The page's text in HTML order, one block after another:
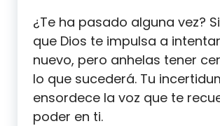
¿Te ha pasado alguna vez?
que Dios te impulsa a
nuevo, pero anhelas tener
lo que sucederá. Tu
ensordece la voz que te
poder en ti.